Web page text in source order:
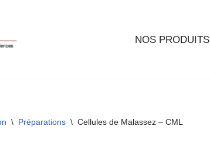
NOS PRODUITS
\ Préparations \ Cellules de Malassez – CML